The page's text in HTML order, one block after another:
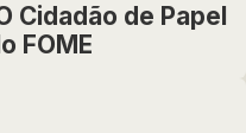
Cidadão de Papel
FOME